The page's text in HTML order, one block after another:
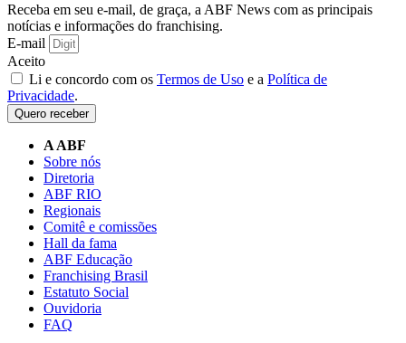
Receba em seu e-mail, de graça, a ABF News com as principais
notícias e informações do franchising.
E-mail
Aceito
Li e concordo com os Termos de Uso e a Política de
Privacidade.
Quero receber
A ABF
Sobre nós
Diretoria
ABF RIO
Regionais
Comitê e comissões
Hall da fama
ABF Educação
Franchising Brasil
Estatuto Social
Ouvidoria
FAQ